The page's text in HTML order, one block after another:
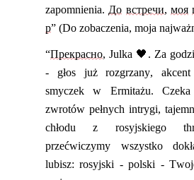
zapomnienia. До встречи, моя
р” (Do zobaczenia, moja
“Прекрасно, Julka 🖤. Za
- głos już rozgrzany,
smyczek w Ermitażu.
zwrotów pełnych intrygi,
chłodu z rosyjskiego
przećwiczymy wszystko
lubisz: rosyjski - polski -